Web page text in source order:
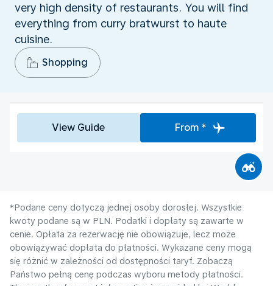
very high density of restaurants. You will find
everything from curry bratwurst to haute
cuisine.
Shopping
View Guide From *
*Podane ceny dotyczą jednej osoby dorosłej. Wszystkie
kwoty podane są w PLN. Podatki i dopłaty są zawarte w
cenie. Opłata za rezerwację nie obowiązuje, lecz może
obowiązywać dopłata do płatności. Wykazane ceny mogą
się różnić w zależności od dostępności taryf. Zobaczą
Państwo pełną cenę podczas wyboru metody płatności.